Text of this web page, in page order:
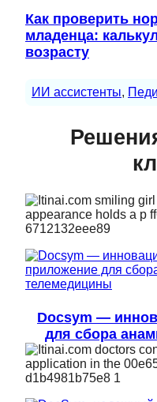
Как проверить
младенца:
возрасту
ИИ ассистенты,
Docsym —
для сбора